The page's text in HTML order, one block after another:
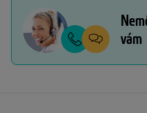
vám